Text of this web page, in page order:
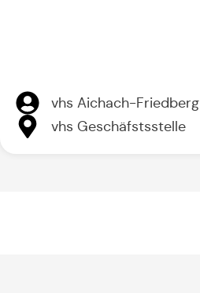
vhs Aichach-Friedberg
vhs Geschäfstsstelle